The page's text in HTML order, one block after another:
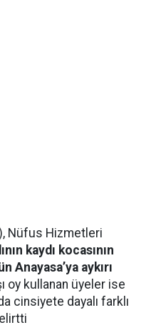
Nüfus Hizmetleri
kaydı kocasının
Anayasa’ya aykırı
oy kullanan üyeler ise
cinsiyete dayalı farklı